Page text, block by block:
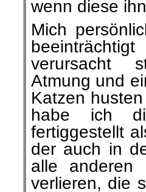
Mich
verursacht
Atmung und
Katzen
habe ich
fertiggestellt
der auch in
alle anderen
verlieren, die
werden.